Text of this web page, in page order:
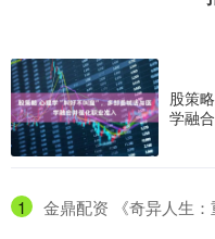
股策
学融
1 金鼎配资 《奇异人生